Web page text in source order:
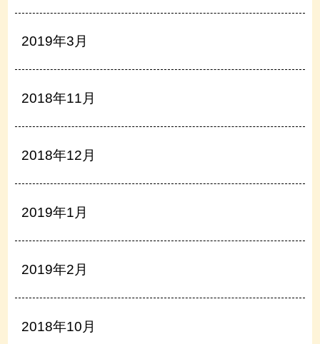
2019年3月
2018年11月
2018年12月
2019年1月
2019年2月
2018年10月